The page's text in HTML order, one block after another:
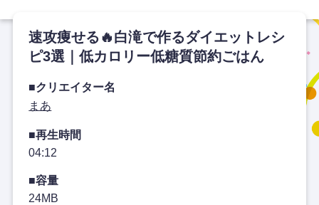
速攻痩せる🔥白滝で作るダイエットレシ
ピ3選｜低カロリー低糖質節約ごはん
■クリエイター名
まあ
■再生時間
04:12
■容量
24MB